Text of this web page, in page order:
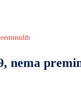
nema